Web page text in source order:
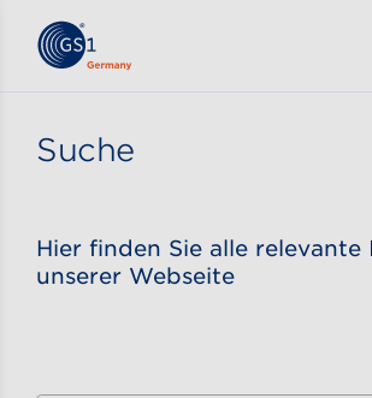
Zum Inhalt gehen
Suche
Hier finden Sie alle relevante
unserer Webseite